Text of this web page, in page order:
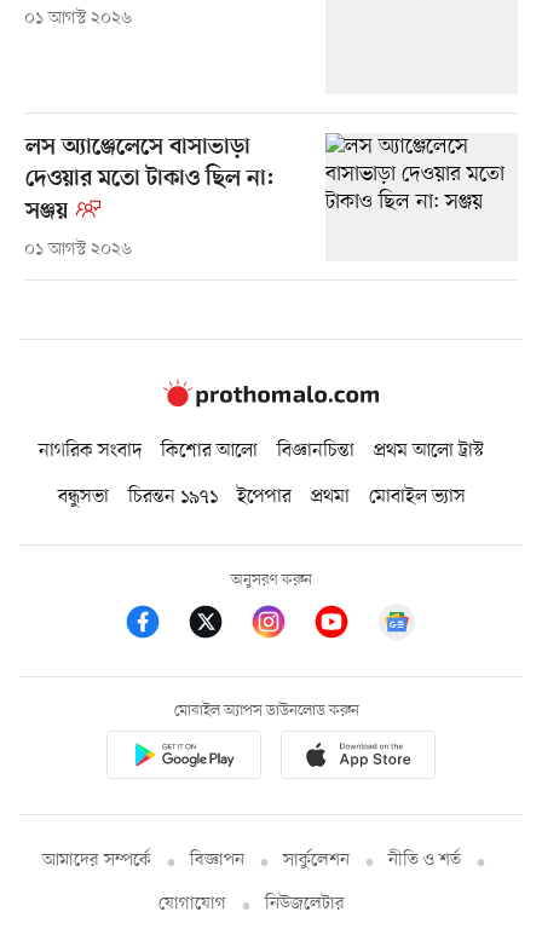
০১ আগস্ট ২০২৬
লস অ্যাঞ্জেলেসে বাসাভাড়া
দেওয়ার মতো টাকাও ছিল না:
সঞ্জয়
০১ আগস্ট ২০২৬
নাগরিক সংবাদ কিশোর আলো বিজ্ঞানচিন্তা
প্রথম আলো ট্রাস্ট
বন্ধুসভা
চিরন্তন ১৯৭১ ইপেপার প্রথমা মোবাইল ভ্যাস
অনুসরণ করুন
মোবাইল অ্যাপস ডাউনলোড করুন
আমাদের সম্পর্কে বিজ্ঞাপন সার্কুলেশন
নীতি ও শর্ত
যোগাযোগ
নিউজলেটার